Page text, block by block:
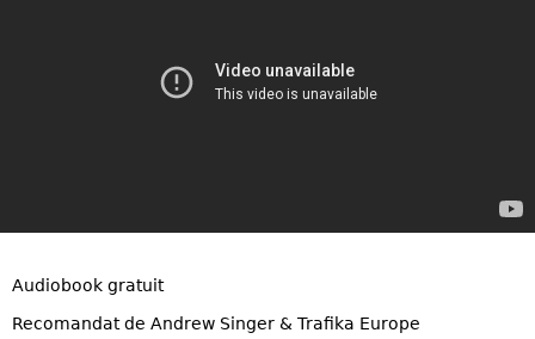
Audiobook gratuit
Recomandat de Andrew Singer & Trafika Europe